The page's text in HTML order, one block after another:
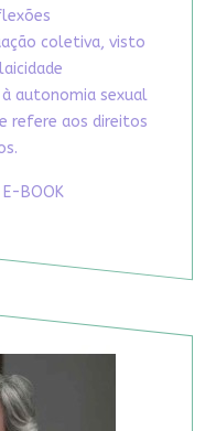
coletiva, visto
autonomia sexual
refere aos direitos
E-BOOK